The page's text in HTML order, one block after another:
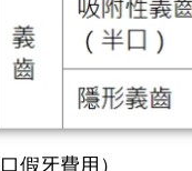
假牙費用）